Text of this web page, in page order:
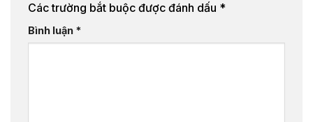
Các trường bắt buộc được đánh dấu *
Bình luận *